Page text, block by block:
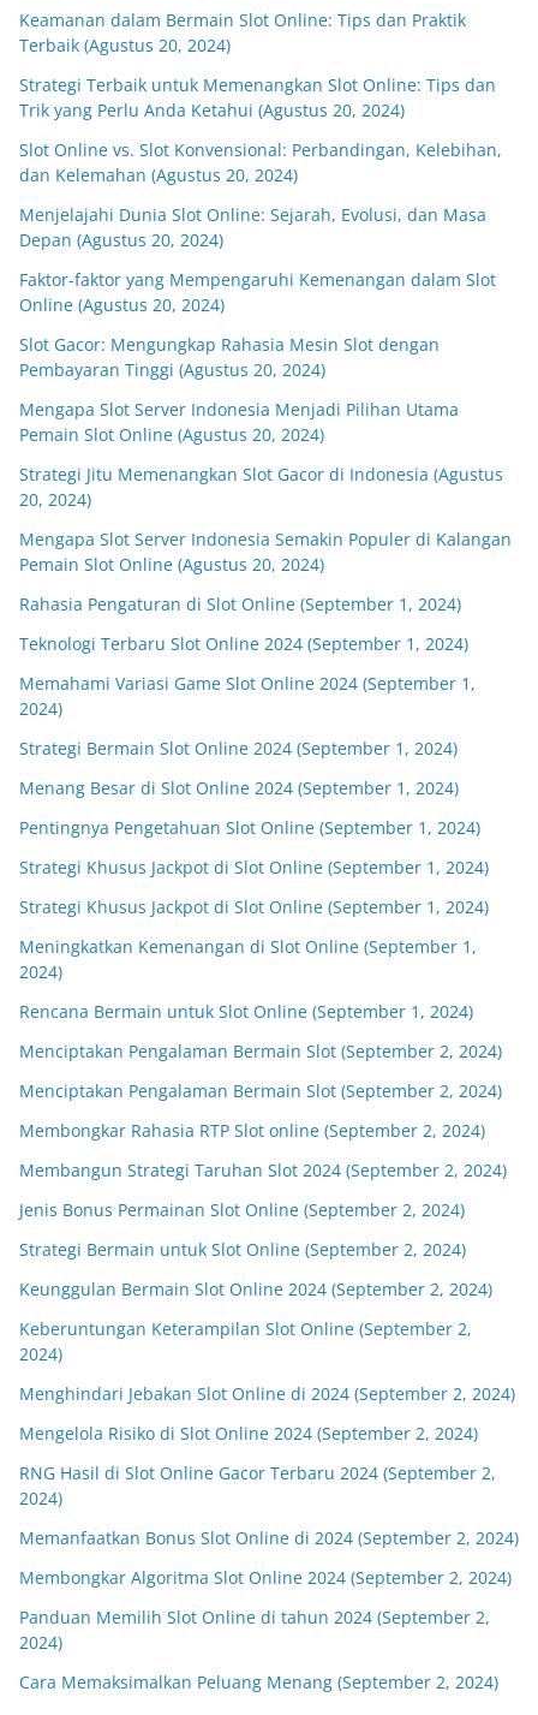
Keamanan dalam Bermain Slot Online: Tips dan Praktik
Terbaik (Agustus 20, 2024)
Strategi Terbaik untuk Memenangkan Slot Online: Tips dan
Trik yang Perlu Anda Ketahui (Agustus 20, 2024)
Slot Online vs. Slot Konvensional: Perbandingan, Kelebihan,
dan Kelemahan (Agustus 20, 2024)
Menjelajahi Dunia Slot Online: Sejarah, Evolusi, dan Masa
Depan (Agustus 20, 2024)
Faktor-faktor yang Mempengaruhi Kemenangan dalam Slot
Online (Agustus 20, 2024)
Slot Gacor: Mengungkap Rahasia Mesin Slot dengan
Pembayaran Tinggi (Agustus 20, 2024)
Mengapa Slot Server Indonesia Menjadi Pilihan Utama
Pemain Slot Online (Agustus 20, 2024)
Strategi Jitu Memenangkan Slot Gacor di Indonesia (Agustus
20, 2024)
Mengapa Slot Server Indonesia Semakin Populer di Kalangan
Pemain Slot Online (Agustus 20, 2024)
Rahasia Pengaturan di Slot Online (September 1, 2024)
Teknologi Terbaru Slot Online 2024 (September 1, 2024)
Memahami Variasi Game Slot Online 2024 (September 1,
2024)
Strategi Bermain Slot Online 2024 (September 1, 2024)
Menang Besar di Slot Online 2024 (September 1, 2024)
Pentingnya Pengetahuan Slot Online (September 1, 2024)
Strategi Khusus Jackpot di Slot Online (September 1, 2024)
Strategi Khusus Jackpot di Slot Online (September 1, 2024)
Meningkatkan Kemenangan di Slot Online (September 1,
2024)
Rencana Bermain untuk Slot Online (September 1, 2024)
Menciptakan Pengalaman Bermain Slot (September 2, 2024)
Menciptakan Pengalaman Bermain Slot (September 2, 2024)
Membongkar Rahasia RTP Slot online (September 2, 2024)
Membangun Strategi Taruhan Slot 2024 (September 2, 2024)
Jenis Bonus Permainan Slot Online (September 2, 2024)
Strategi Bermain untuk Slot Online (September 2, 2024)
Keunggulan Bermain Slot Online 2024 (September 2, 2024)
Keberuntungan Keterampilan Slot Online (September 2,
2024)
Menghindari Jebakan Slot Online di 2024 (September 2, 2024)
Mengelola Risiko di Slot Online 2024 (September 2, 2024)
RNG Hasil di Slot Online Gacor Terbaru 2024 (September 2,
2024)
Memanfaatkan Bonus Slot Online di 2024 (September 2, 2024)
Membongkar Algoritma Slot Online 2024 (September 2, 2024)
Panduan Memilih Slot Online di tahun 2024 (September 2,
2024)
Cara Memaksimalkan Peluang Menang (September 2, 2024)